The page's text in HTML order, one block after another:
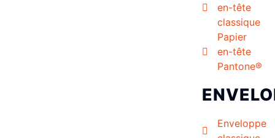
en-tête
classique
Papier
en-tête
Pantone®
Enveloppe